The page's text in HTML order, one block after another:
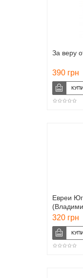
За веру
390 грн
Евреи
320 грн